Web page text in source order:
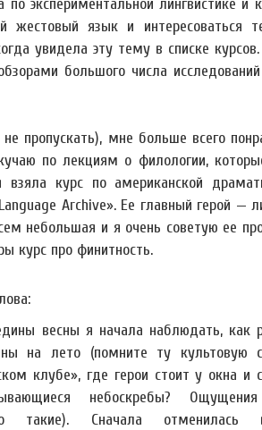
экспериментальной лингвистике и
жестовый язык и интересоваться
увидела эту тему в списке
большого числа
пропускать), мне больше всего
по лекциям о филологии,
курс по американской
Archive». Ее главный герой —
небольшая и я очень советую ее
курс про финитность.
весны я начала наблюдать, как
на лето (помните ту культовую
клубе», где герои стоит у окна и
небоскребы?
такие). Сначала отменилась